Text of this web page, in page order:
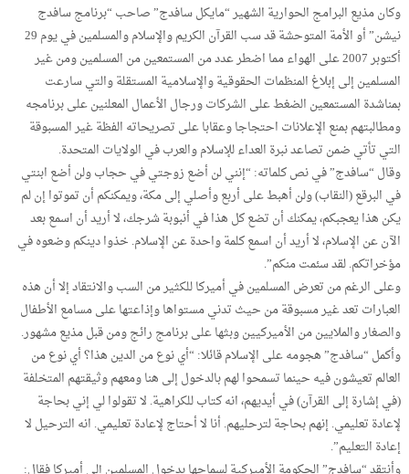
وكان مذيع البرامج الحوارية الشهير “مايكل سافدج” صاحب “برنامج سافدج
نيشن” أو الأمة المتوحشة قد سب القرآن الكريم والإسلام والمسلمين في يوم 29
أكتوبر 2007 على الهواء مما اضطر عدد من المستمعين من المسلمين ومن غير
المسلمين إلى إبلاغ المنظمات الحقوقية والإسلامية المستقلة والتي سارعت
بمناشدة المستمعين الضغط على الشركات ورجال الأعمال المعلنين على برنامجه
ومطالبتهم بمنع الإعلانات احتجاجا وعقابا على تصريحاته الفظة غير المسبوقة
التي تأتي ضمن تصاعد نبرة العداء للإسلام والعرب في الولايات المتحدة.
وقال “سافدج” في نص كلماته: “إنني لن أضع زوجتي في حجاب ولن أضع ابنتي
في البرقع (النقاب) ولن أهبط على أربع وأصلي إلى مكة، ويمكنكم أن تموتوا إن لم
يكن هذا يعجبكم، يمكنك أن تضع كل هذا في أنبوبة شرجك، لا أريد أن اسمع بعد
الآن عن الإسلام، لا أريد أن اسمع كلمة واحدة عن الإسلام. خذوا دينكم وضعوه في
مؤخراتكم. لقد سئمت منكم”.
وعلى الرغم من تعرض المسلمين في أميركا للكثير من السب والانتقاد إلا أن هذه
العبارات تعد غير مسبوقة من حيث تدني مستواها وإذاعتها على مسامع الأطفال
والصغار والملايين من الأميركيين وبثها على برنامج رائج ومن قبل مذيع مشهور.
وأكمل “سافدج” هجومه على الإسلام قائلا: “أي نوع من الدين هذا؟ أي نوع من
العالم تعيشون فيه حينما تسمحوا لهم بالدخول إلى هنا ومعهم وثيقتهم المتخلفة
(في إشارة إلى القرآن) في أيديهم، انه كتاب للكراهية. لا تقولوا لي إني بحاجة
لإعادة تعليمي. إنهم بحاجة لترحليهم. أنا لا أحتاج لإعادة تعليمي. انه الترحيل لا
إعادة التعليم”.